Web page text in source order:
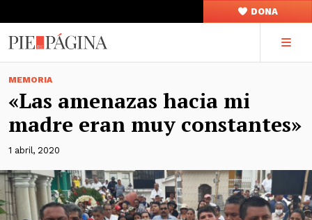
DONA
MEMORIA
«Las amenazas hacia mi
madre eran muy constantes»
1 abril, 2020